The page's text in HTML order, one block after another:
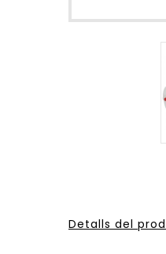
Detalls del